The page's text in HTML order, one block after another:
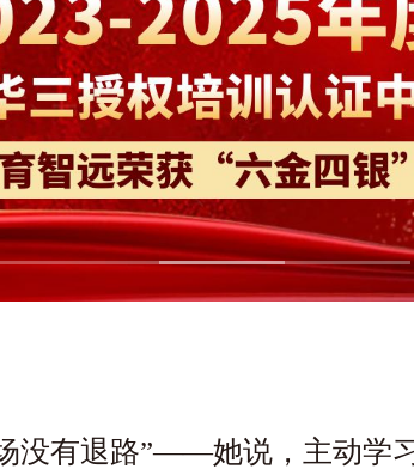
没有退路”——她说，主动学